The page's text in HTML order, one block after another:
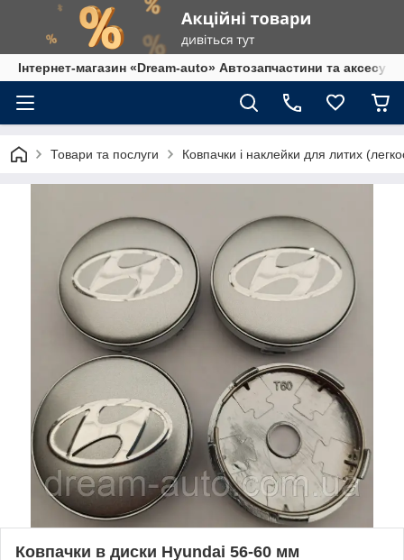
Інтернет-магазин «Dream-auto» Автозапчастини та
Товари та послуги Ковпачки і наклейки для литих
Ковпачки в диски Hyundai 56-60 мм